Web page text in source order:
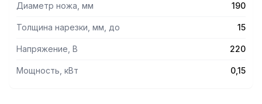
Диаметр ножа, мм 190
Толщина нарезки, мм, до 15
Напряжение, В 220
Мощность, кВт 0,15